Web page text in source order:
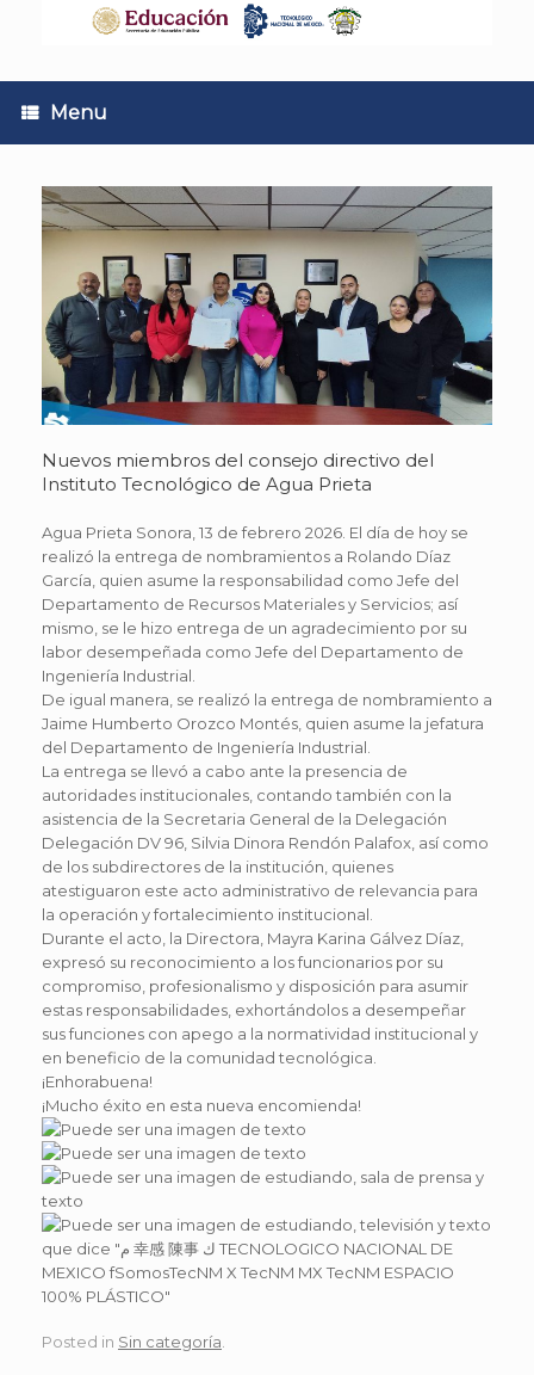
Menu
Nuevos miembros del consejo directivo del
Instituto Tecnológico de Agua Prieta
Agua Prieta Sonora, 13 de febrero 2026. El día de hoy se
realizó la entrega de nombramientos a Rolando Díaz
García, quien asume la responsabilidad como Jefe del
Departamento de Recursos Materiales y Servicios; así
mismo, se le hizo entrega de un agradecimiento por su
labor desempeñada como Jefe del Departamento de
Ingeniería Industrial.
De igual manera, se realizó la entrega de nombramiento a
Jaime Humberto Orozco Montés, quien asume la jefatura
del Departamento de Ingeniería Industrial.
La entrega se llevó a cabo ante la presencia de
autoridades institucionales, contando también con la
asistencia de la Secretaria General de la Delegación
Delegación DV 96, Silvia Dinora Rendón Palafox, así como
de los subdirectores de la institución, quienes
atestiguaron este acto administrativo de relevancia para
la operación y fortalecimiento institucional.
Durante el acto, la Directora, Mayra Karina Gálvez Díaz,
expresó su reconocimiento a los funcionarios por su
compromiso, profesionalismo y disposición para asumir
estas responsabilidades, exhortándolos a desempeñar
sus funciones con apego a la normatividad institucional y
en beneficio de la comunidad tecnológica.
¡Enhorabuena!
¡Mucho éxito en esta nueva encomienda!
Posted in Sin categoría.